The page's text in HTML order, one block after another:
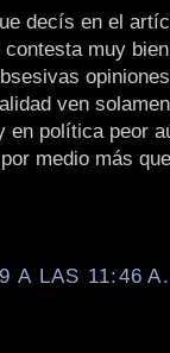
decís en el
muy
ven
política peor
medio más
A LAS 11:46